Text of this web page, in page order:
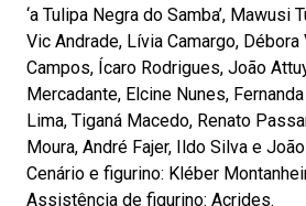
‘a Tulipa Negra do Samba’, Mawusi
Vic Andrade, Lívia Camargo,
Campos, Ícaro Rodrigues, João
Mercadante, Elcine Nunes,
Lima, Tiganá Macedo, Renato
Moura, André Fajer, Ildo Silva e
Cenário e figurino: Kléber
Assistência de figurino: Acrides.